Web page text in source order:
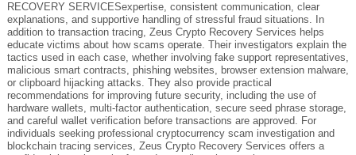
RECOVERY SERVICESexpertise, consistent communication, clear
explanations, and supportive handling of stressful fraud situations. In
addition to transaction tracing, Zeus Crypto Recovery Services helps
educate victims about how scams operate. Their investigators explain the
tactics used in each case, whether involving fake support representatives,
malicious smart contracts, phishing websites, browser extension malware,
or clipboard hijacking attacks. They also provide practical
recommendations for improving future security, including the use of
hardware wallets, multi-factor authentication, secure seed phrase storage,
and careful wallet verification before transactions are approved. For
individuals seeking professional cryptocurrency scam investigation and
blockchain tracing services, Zeus Crypto Recovery Services offers a